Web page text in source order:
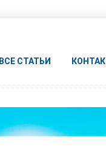
ВСЕ СТАТЬИ